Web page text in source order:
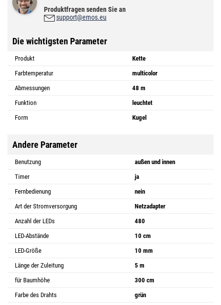
Produktfragen senden Sie an
support@emos.eu
Die wichtigsten Parameter
Produkt
Kette
Farbtemperatur
multicolor
Abmessungen
48 m
Funktion
leuchtet
Form
Kugel
Andere Parameter
Benutzung
außen und innen
Timer
ja
Fernbedienung
nein
Art der Stromversorgung
Netzadapter
Anzahl der LEDs
480
LED-Abstände
10 cm
LED-Größe
10 mm
Länge der Zuleitung
5 m
für Baumhöhe
300 cm
Farbe des Drahts
grün